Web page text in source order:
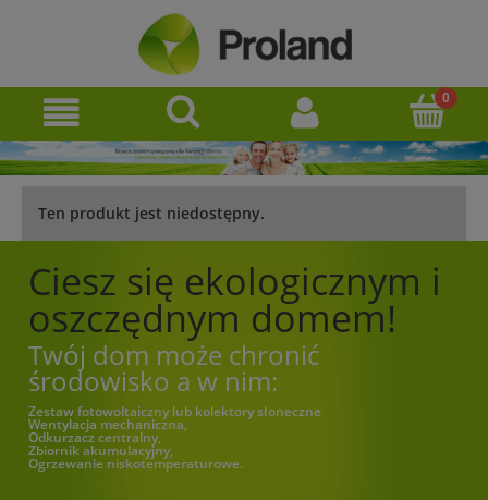
Ten produkt jest niedostępny.
Ciesz się ekologicznym i
oszczędnym domem!
Twój dom może chronić
środowisko a w nim:
Zestaw fotowoltaiczny lub kolektory słoneczne
Wentylacja mechaniczna,
Odkurzacz centralny,
Zbiornik akumulacyjny,
Ogrzewanie niskotemperaturowe.